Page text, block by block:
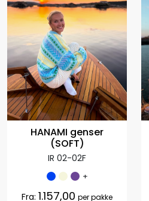
HANAMI genser
(SOFT)
IR 02-02F
+
Fra: 1.157,00 per pakke